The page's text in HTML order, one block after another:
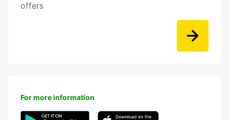
offers
For more information